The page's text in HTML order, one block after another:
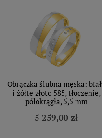
Obrączka ślubna męska:
i żółte złoto 585, tłoczenie,
półokrągła, 5,5 mm
5 259,00 zł